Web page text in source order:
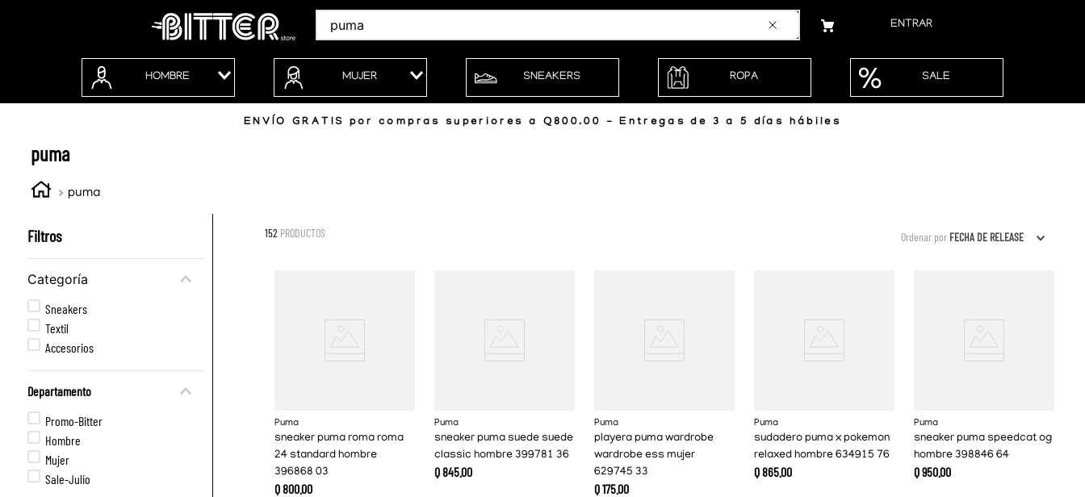
Buscar
ENTRAR
HOMBRE MUJER SNEAKERS ROPA SALE
ENVÍO GRATIS por compras superiores a Q800.00 - Entregas de 3 a 5 días hábiles
puma
puma
Filtros
Categoría
Sneakers
Textil
Accesorios
Departamento
Promo-Bitter
Hombre
Mujer
Sale-Julio
152 PRODUCTOS Ordenar por FECHA DE RELEASE
Puma
sneaker puma roma roma
24 standard hombre
396868 03
Q80000
Puma
sneaker puma suede suede
classic hombre 399781 36
Q84500
Puma
playera puma wardrobe
wardrobe ess mujer
629745 33
Q17500
Puma
sudadero puma x pokemon
relaxed hombre 634915 76
Q86500
Puma
sneaker puma speedcat og
hombre 398846 64
Q95000